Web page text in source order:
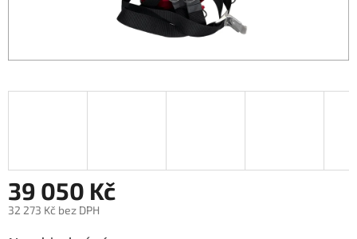
39 050 Kč
32 273 Kč bez DPH